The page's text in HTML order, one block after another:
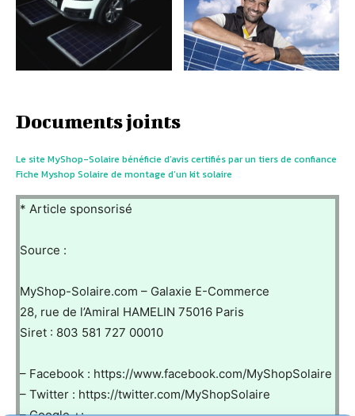
Documents joints
Le site MyShop-Solaire bénéficie d’avis certifiés par un tiers de confiance
Fiche Myshop Solaire de montage d’un kit solaire
* Article sponsorisé
Source :
MyShop-Solaire.com – Galaxie E-Commerce
28, rue de l’Amiral HAMELIN 75016 Paris
Siret : 803 581 727 00010
– Facebook : https://www.facebook.com/MyShopSolaire
– Twitter : https://twitter.com/MyShopSolaire